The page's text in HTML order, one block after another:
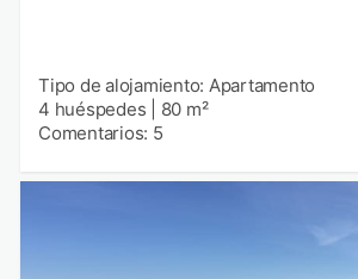
Tipo de alojamiento: Apartamento
4 huéspedes
80 m²
Comentarios: 5